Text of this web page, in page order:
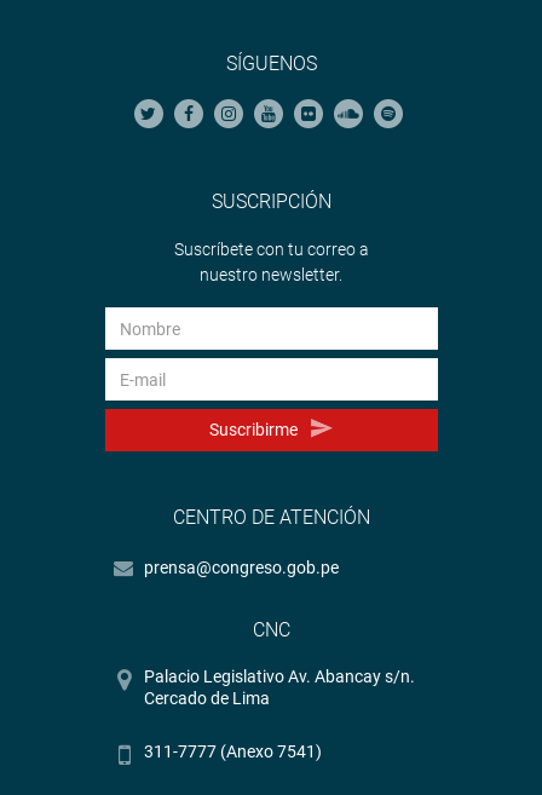
SÍGUENOS
SUSCRIPCIÓN
Suscríbete con tu correo a
nuestro newsletter.
Suscribirme
CENTRO DE ATENCIÓN
prensa@congreso.gob.pe
CNC
Palacio Legislativo Av. Abancay s/n.
Cercado de Lima
311-7777 (Anexo 7541)